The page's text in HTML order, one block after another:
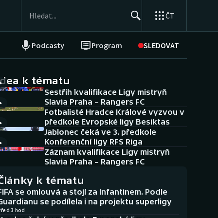
ČT
Podcasty Program SLEDOVAT
NEPŘEHLÉDNĚTE
Historické návraty
Aplikace ČT sport
AZ kvíz
k tématu
Sestřih kvalifikace Ligy mistryň
Slavia Praha – Rangers FC
Fotbalisté Hradce Králové vyzvou v
předkole Evropské ligy Besiktas
Jablonec čeká ve 3. předkole
Konferenční ligy RFS Riga
Záznam kvalifikace Ligy mistryň
Slavia Praha – Rangers FC
k tématu
se omlouvá a stojí za Infantinem. Podle
se podílela i na projektu superligy
3 hod